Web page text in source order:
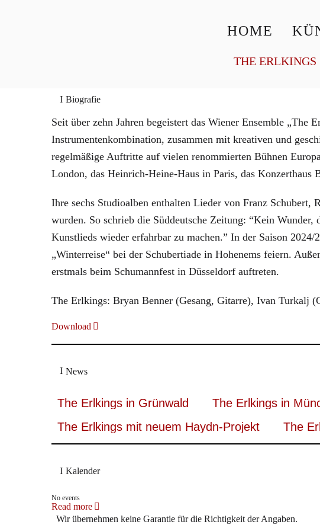
HOME
THE ERLKINGS
Biografie
Seit über zehn Jahren begeistert das Wiener Ensemble
Instrumentenkombination, zusammen mit kreativen und
regelmäßige Auftritte auf vielen renommierten Bühnen
London, das Heinrich-Heine-Haus in Paris, das Konzerthaus
Ihre sechs Studioalben enthalten Lieder von Franz
wurden. So schrieb die Süddeutsche Zeitung: “Kein
Kunstlieds wieder erfahrbar zu machen.” In der Saison
„Winterreise“ bei der Schubertiade in Hohenems feiern.
erstmals beim Schumannfest in Düsseldorf auftreten.
The Erlkings: Bryan Benner (Gesang, Gitarre), Ivan Turkalj
Download
News
The Erlkings in Grünwald The Erlkings in
The Erlkings mit neuem Haydn-Projekt
The
Kalender
No events
Read more
Wir übernehmen keine Garantie für die Richtigkeit der Angaben.